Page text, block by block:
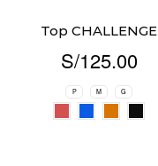
Top CHALLENGE
S/125.00
P M G